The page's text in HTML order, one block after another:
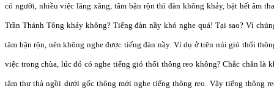
có người, nhiều việc lăng xăng, tâm bận rộn thì đàn không khảy, bặt hết âm
Trần Thánh Tông khảy không? Tiếng đàn nầy khó nghe quá! Tại sao? Vì
tâm bận rộn, nên không nghe được tiếng đàn nầy. Ví dụ ở trên núi gió thổi
việc trong chùa, lúc đó có nghe tiếng gió thổi thông reo không? Chắc chắn là
tâm thư thả ngồi dưới gốc thông mới nghe tiếng thông reo. Vậy tiếng thông